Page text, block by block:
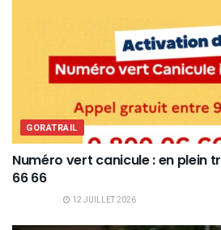
GORATRAIL
Numéro vert canicule : en plein
66 66
12 JUILLET 2026